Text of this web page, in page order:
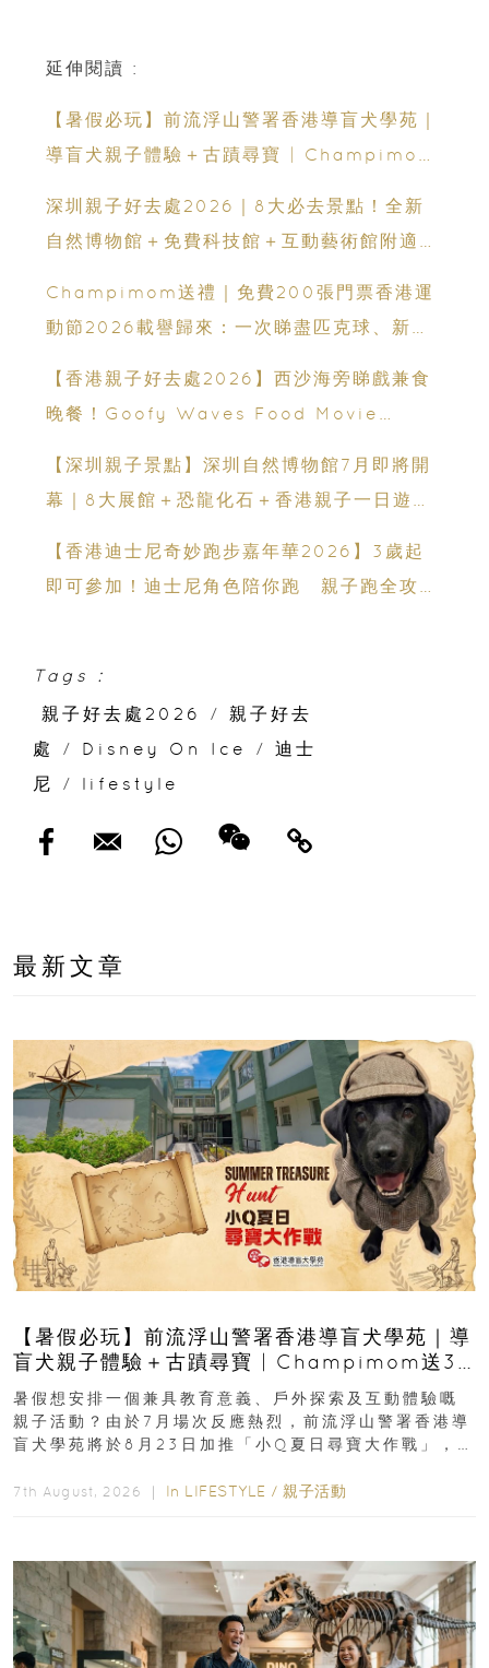
延伸閱讀 :
【暑假必玩】前流浮山警署香港導盲犬學苑｜
導盲犬親子體驗＋古蹟尋寶 | Champimom
深圳親子好去處2026｜8大必去景點！全新
自然博物館＋免費科技館＋互動藝術館附適合
Champimom送禮｜免費200張門票香港運
動節2026載譽歸來：一次睇盡匹克球、新興
【香港親子好去處2026】西沙海旁睇戲兼食
晚餐！Goofy Waves Food Movie
【深圳親子景點】深圳自然博物館7月即將開
幕｜8大展館＋恐龍化石＋香港親子一日遊推
【香港迪士尼奇妙跑步嘉年華2026】3歲起
即可參加！迪士尼角色陪你跑 親子跑全攻略
Tags :
親子好去處2026
/
親子好去
處
/ Disney On Ice /
迪士
尼
/ lifestyle
最新文章
【暑假必玩】前流浮山警署香港導盲犬學苑｜導
盲犬親子體驗＋古蹟尋寶 | Champimom送3
組免費名額
暑假想安排一個兼具教育意義、戶外探索及互動體驗嘅
親子活動？由於7月場次反應熱烈，前流浮山警署香港導
盲犬學苑將於8月23日加推「小Q夏日尋寶大作戰」，家
7th August, 2026 ｜ In LIFESTYLE / 親子活動